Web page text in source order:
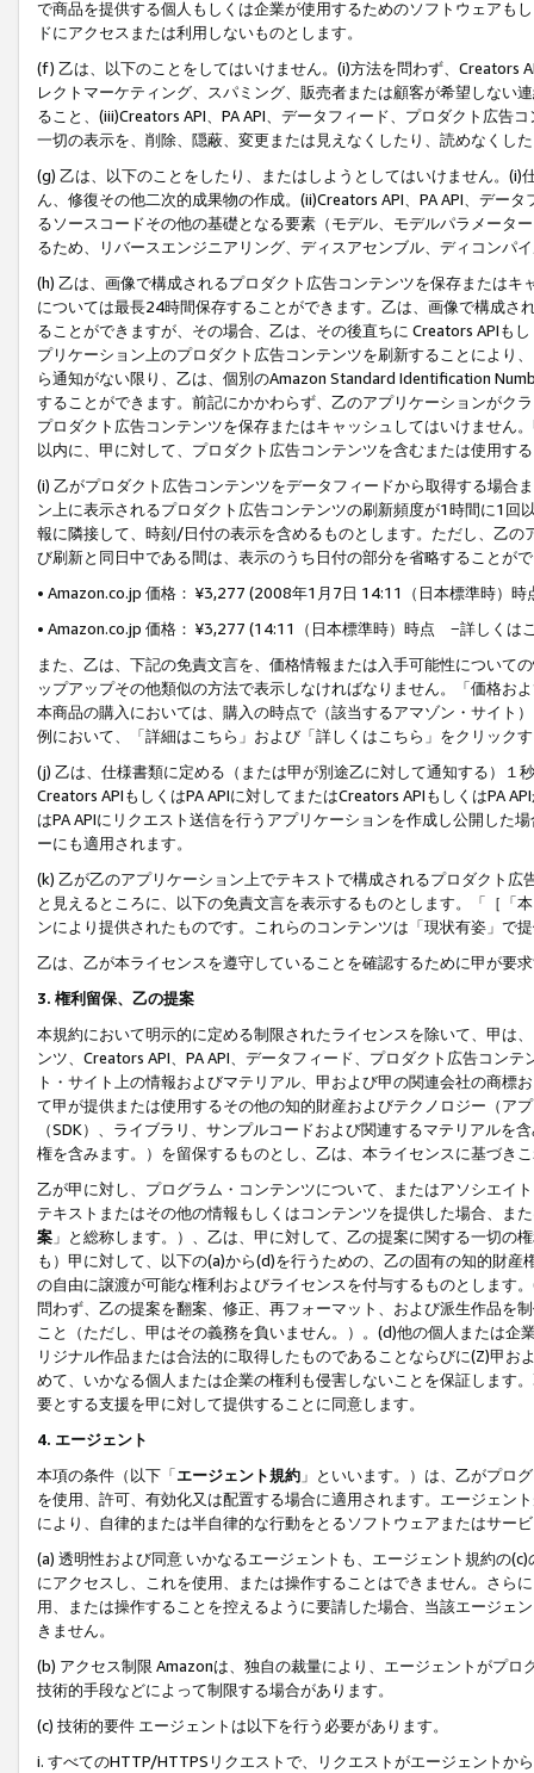
で商品を提供する個人もしくは企業が使用するためのソフトウェアも
ドにアクセスまたは利用しないものとします。
(f) 乙は、以下のことをしてはいけません。(i)方法を問わず、Creators
レクトマーケティング、スパミング、販売者または顧客が希望しない
ること、(iii)Creators API、PA API、データフィード、プロダクト広告
一切の表示を、削除、隠蔽、変更または見えなくしたり、読めなくし
(g) 乙は、以下のことをしたり、またはしようとしてはいけません。
ん、修復その他二次的成果物の作成。(ii)Creators API、PA API、デー
るソースコードその他の基礎となる要素（モデル、モデルパラメータ
るため、リバースエンジニアリング、ディスアセンブル、ディコンパ
(h) 乙は、画像で構成されるプロダクト広告コンテンツを保存または
については最長24時間保存することができます。乙は、画像で構成
ることができますが、その場合、乙は、その後直ちに Creators APIも
プリケーション上のプロダクト広告コンテンツを刷新することにより
ら通知がない限り、乙は、個別のAmazon Standard Identification
することができます。前記にかかわらず、乙のアプリケーションがク
プロダクト広告コンテンツを保存またはキャッシュしてはいけません
以内に、甲に対して、プロダクト広告コンテンツを含むまたは使用す
(i) 乙がプロダクト広告コンテンツをデータフィードから取得する場合
ン上に表示されるプロダクト広告コンテンツの刷新頻度が1時間に1
報に隣接して、時刻/日付の表示を含めるものとします。ただし、乙
び刷新と同日中である間は、表示のうち日付の部分を省略することが
• Amazon.co.jp 価格： ¥3,277 (2008年1月7日 14:11（日本標準時）
• Amazon.co.jp 価格： ¥3,277 (14:11（日本標準時）時点 −詳しくは
また、乙は、下記の免責文言を、価格情報または入手可能性について
ップアップその他類似の方法で表示しなければなりません。「価格
本商品の購入においては、購入の時点で（該当するアマゾン・サイト
例において、「詳細はこちら」および「詳しくはこちら」をクリック
(j) 乙は、仕様書類に定める（または甲が別途乙に対して通知する）
Creators APIもしくはPA APIに対してまたはCreators APIもしくはPA
はPA APIにリクエスト送信を行うアプリケーションを作成し公開した
ーにも適用されます。
(k) 乙が乙のアプリケーション上でテキストで構成されるプロダクト
と見えるところに、以下の免責文言を表示するものとします。「［「
ンにより提供されたものです。これらのコンテンツは「現状有姿」で
乙は、乙が本ライセンスを遵守していることを確認するために甲が要
3. 権利留保、乙の提案
本規約において明示的に定める制限されたライセンスを除いて、甲は
ンツ、Creators API、PA API、データフィード、プロダクト広告コン
ト・サイト上の情報およびマテリアル、甲および甲の関連会社の商
て甲が提供または使用するその他の知的財産およびテクノロジー（ア
（SDK）、ライブラリ、サンプルコードおよび関連するマテリアル
権を含みます。）を留保するものとし、乙は、本ライセンスに基づき
乙が甲に対し、プログラム・コンテンツについて、またはアソシエイ
テキストまたはその他の情報もしくはコンテンツを提供した場合、ま
案 」と総称します。）、乙は、甲に対して、乙の提案に関する一切
も）甲に対して、以下の(a)から(d)を行うための、乙の固有の知的財
の自由に譲渡が可能な権利およびライセンスを付与するものとします
問わず、乙の提案を翻案、修正、再フォーマット、および派生作品を
こと（ただし、甲はその義務を負いません。）。(d)他の個人または
リジナル作品または合法的に取得したものであることならびに(Z)甲
めて、いかなる個人または企業の権利も侵害しないことを保証します
要とする支援を甲に対して提供することに同意します。
4. エージェント
本項の条件（以下「エージェント規約 」といいます。）は、乙がプロ
を使用、許可、有効化又は配置する場合に適用されます。エージェン
により、自律的または半自律的な行動をとるソフトウェアまたはサー
(a) 透明性および同意 いかなるエージェントも、エージェント規約の
にアクセスし、これを使用、または操作することはできません。さら
用、または操作することを控えるように要請した場合、当該エージェ
きません。
(b) アクセス制限 Amazonは、独自の裁量により、エージェントがプ
技術的手段などによって制限する場合があります。
(c) 技術的要件 エージェントは以下を行う必要があります。
i. すべてのHTTP/HTTPSリクエストで、リクエストがエージェントか